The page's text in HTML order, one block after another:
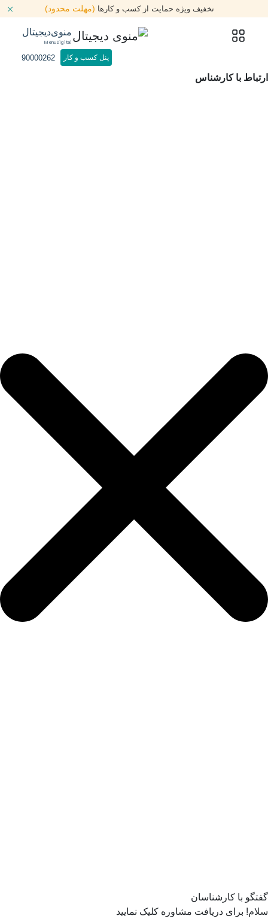
تخفیف ویژه حمایت از کسب و کارها (مهلت محدود)
منوی‌دیجیتال
MenuDigital
پنل کسب و کار
90000262
ارتباط با کارشناس
گفتگو با کارشناسان
سلام! برای دریافت مشاوره کلیک نمایید